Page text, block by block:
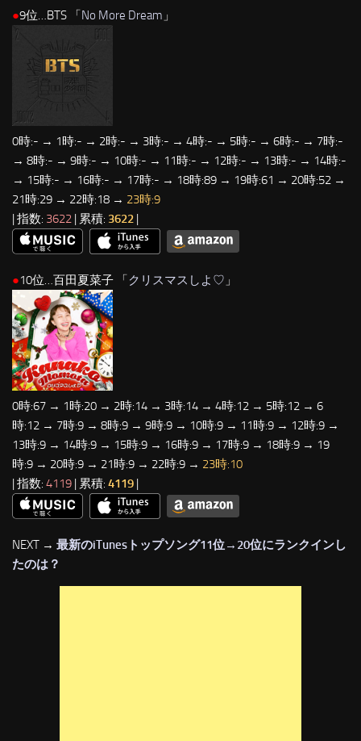
●9位…BTS 「No More Dream 」
0時:- → 1時:- → 2時:- → 3時:- → 4時:- → 5時:- → 6時:- → 7時:-
→ 8時:- → 9時:- → 10時:- → 11時:- → 12時:- → 13時:- → 14時:-
→ 15時:- → 16時:- → 17時:- → 18時:89 → 19時:61 → 20時:52 →
21時:29 → 22時:18 → 23時:9
| 指数: 3622 | 累積: 3622 |
●10位…百田夏菜子 「クリスマスしよ♡ 」
0時:67 → 1時:20 → 2時:14 → 3時:14 → 4時:12 → 5時:12 → 6
時:12 → 7時:9 → 8時:9 → 9時:9 → 10時:9 → 11時:9 → 12時:9 →
13時:9 → 14時:9 → 15時:9 → 16時:9 → 17時:9 → 18時:9 → 19
時:9 → 20時:9 → 21時:9 → 22時:9 → 23時:10
| 指数: 4119 | 累積: 4119 |
NEXT → 最新のiTunesトップソング11位→20位にランクインし
たのは？